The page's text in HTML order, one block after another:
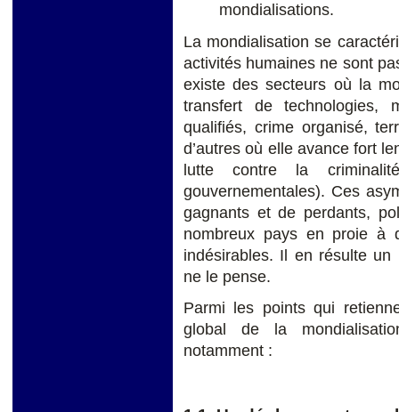
mondialisations.
La mondialisation se
activités humaines ne sont
existe des secteurs où la
transfert de technologies,
qualifiés, crime organisé,
d’autres où elle avance fort
lutte contre la
gouvernementales). Ces
gagnants et de perdants,
nombreux pays en proie à
indésirables. Il en résulte un
ne le pense.
Parmi les points qui
global de la
notamment :